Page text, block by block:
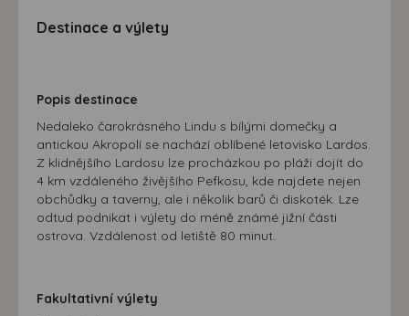
Destinace a výlety
Popis destinace
Nedaleko čarokrásného Lindu s bílými domečky a
antickou Akropolí se nachází oblíbené letovisko Lardos.
Z klidnějšího Lardosu lze procházkou po pláži dojít do
4 km vzdáleného živějšího Pefkosu, kde najdete nejen
obchůdky a taverny, ale i několik barů či diskoték. Lze
odtud podnikat i výlety do méně známé jižní části
ostrova. Vzdálenost od letiště 80 minut.
Fakultativní výlety
zájmech. Na základě těchto informací není zpravidla
přizpůsobených Vašim zájmům.